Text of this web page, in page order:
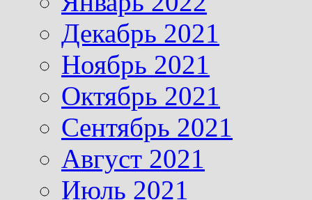
Декабрь 2021
Ноябрь 2021
Октябрь 2021
Сентябрь 2021
Август 2021
Июль 2021